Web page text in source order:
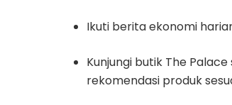
Ikuti berita ekonomi
Kunjungi butik The
rekomendasi produk